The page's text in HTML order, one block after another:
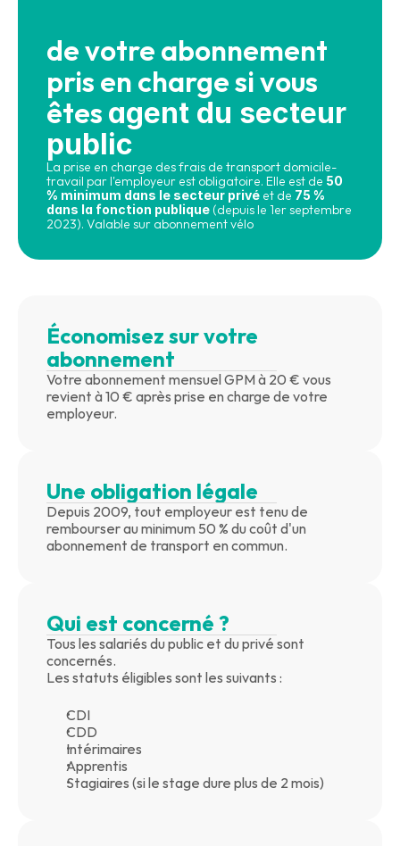
de votre abonnement
pris en charge si vous
êtes agent du secteur
public
La prise en charge des frais de transport domicile-
travail par l'employeur est obligatoire. Elle est de 50
% minimum dans le secteur privé et de 75 %
dans la fonction publique (depuis le 1er septembre
2023). Valable sur abonnement vélo
Économisez sur votre
abonnement
Votre abonnement mensuel GPM à 20 € vous
revient à 10 € après prise en charge de votre
employeur.
Une obligation légale
Depuis 2009, tout employeur est tenu de
rembourser au minimum 50 % du coût d'un
abonnement de transport en commun.
Qui est concerné ?
Tous les salariés du public et du privé sont
concernés.
Les statuts éligibles sont les suivants :
CDI
CDD
Intérimaires
Apprentis
Stagiaires (si le stage dure plus de 2 mois)